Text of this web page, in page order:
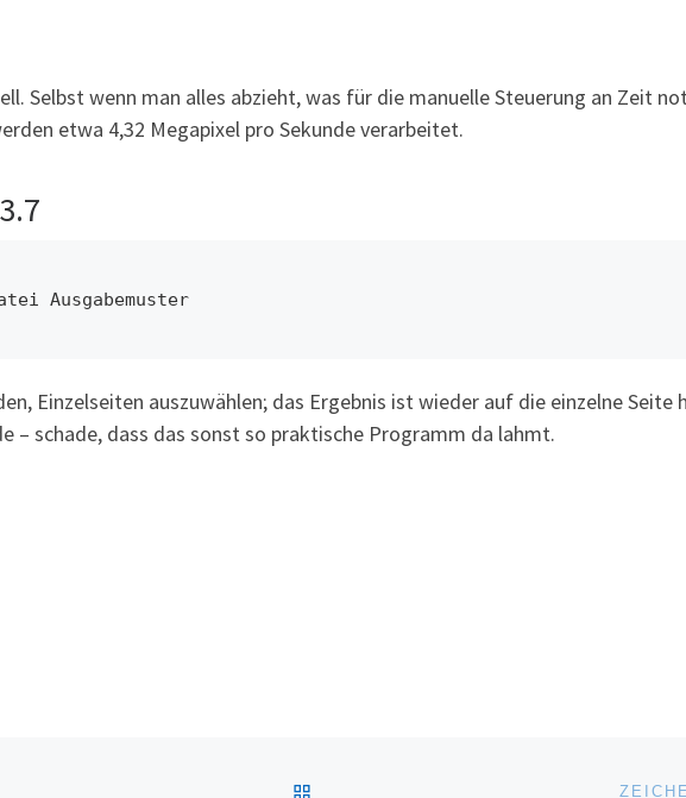
Selbst wenn man alles abzieht, was für die manuelle Steuerung an Zeit
etwa 4,32 Megapixel pro Sekunde verarbeitet.
Ausgabemuster
Einzelseiten auszuwählen; das Ergebnis ist wieder auf die einzelne Seite
– schade, dass das sonst so praktische Programm da lahmt.